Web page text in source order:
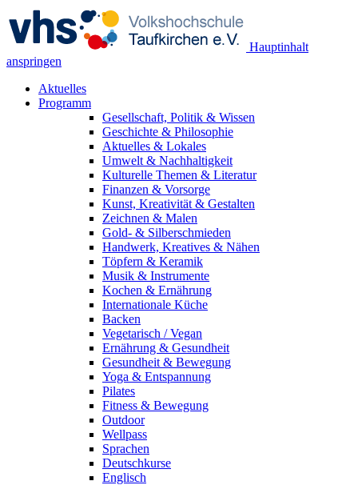
Hauptinhalt
anspringen
Aktuelles
Programm
Gesellschaft, Politik & Wissen
Geschichte & Philosophie
Aktuelles & Lokales
Umwelt & Nachhaltigkeit
Kulturelle Themen & Literatur
Finanzen & Vorsorge
Kunst, Kreativität & Gestalten
Zeichnen & Malen
Gold- & Silberschmieden
Handwerk, Kreatives & Nähen
Töpfern & Keramik
Musik & Instrumente
Kochen & Ernährung
Internationale Küche
Backen
Vegetarisch / Vegan
Ernährung & Gesundheit
Gesundheit & Bewegung
Yoga & Entspannung
Pilates
Fitness & Bewegung
Outdoor
Wellpass
Sprachen
Deutschkurse
Englisch